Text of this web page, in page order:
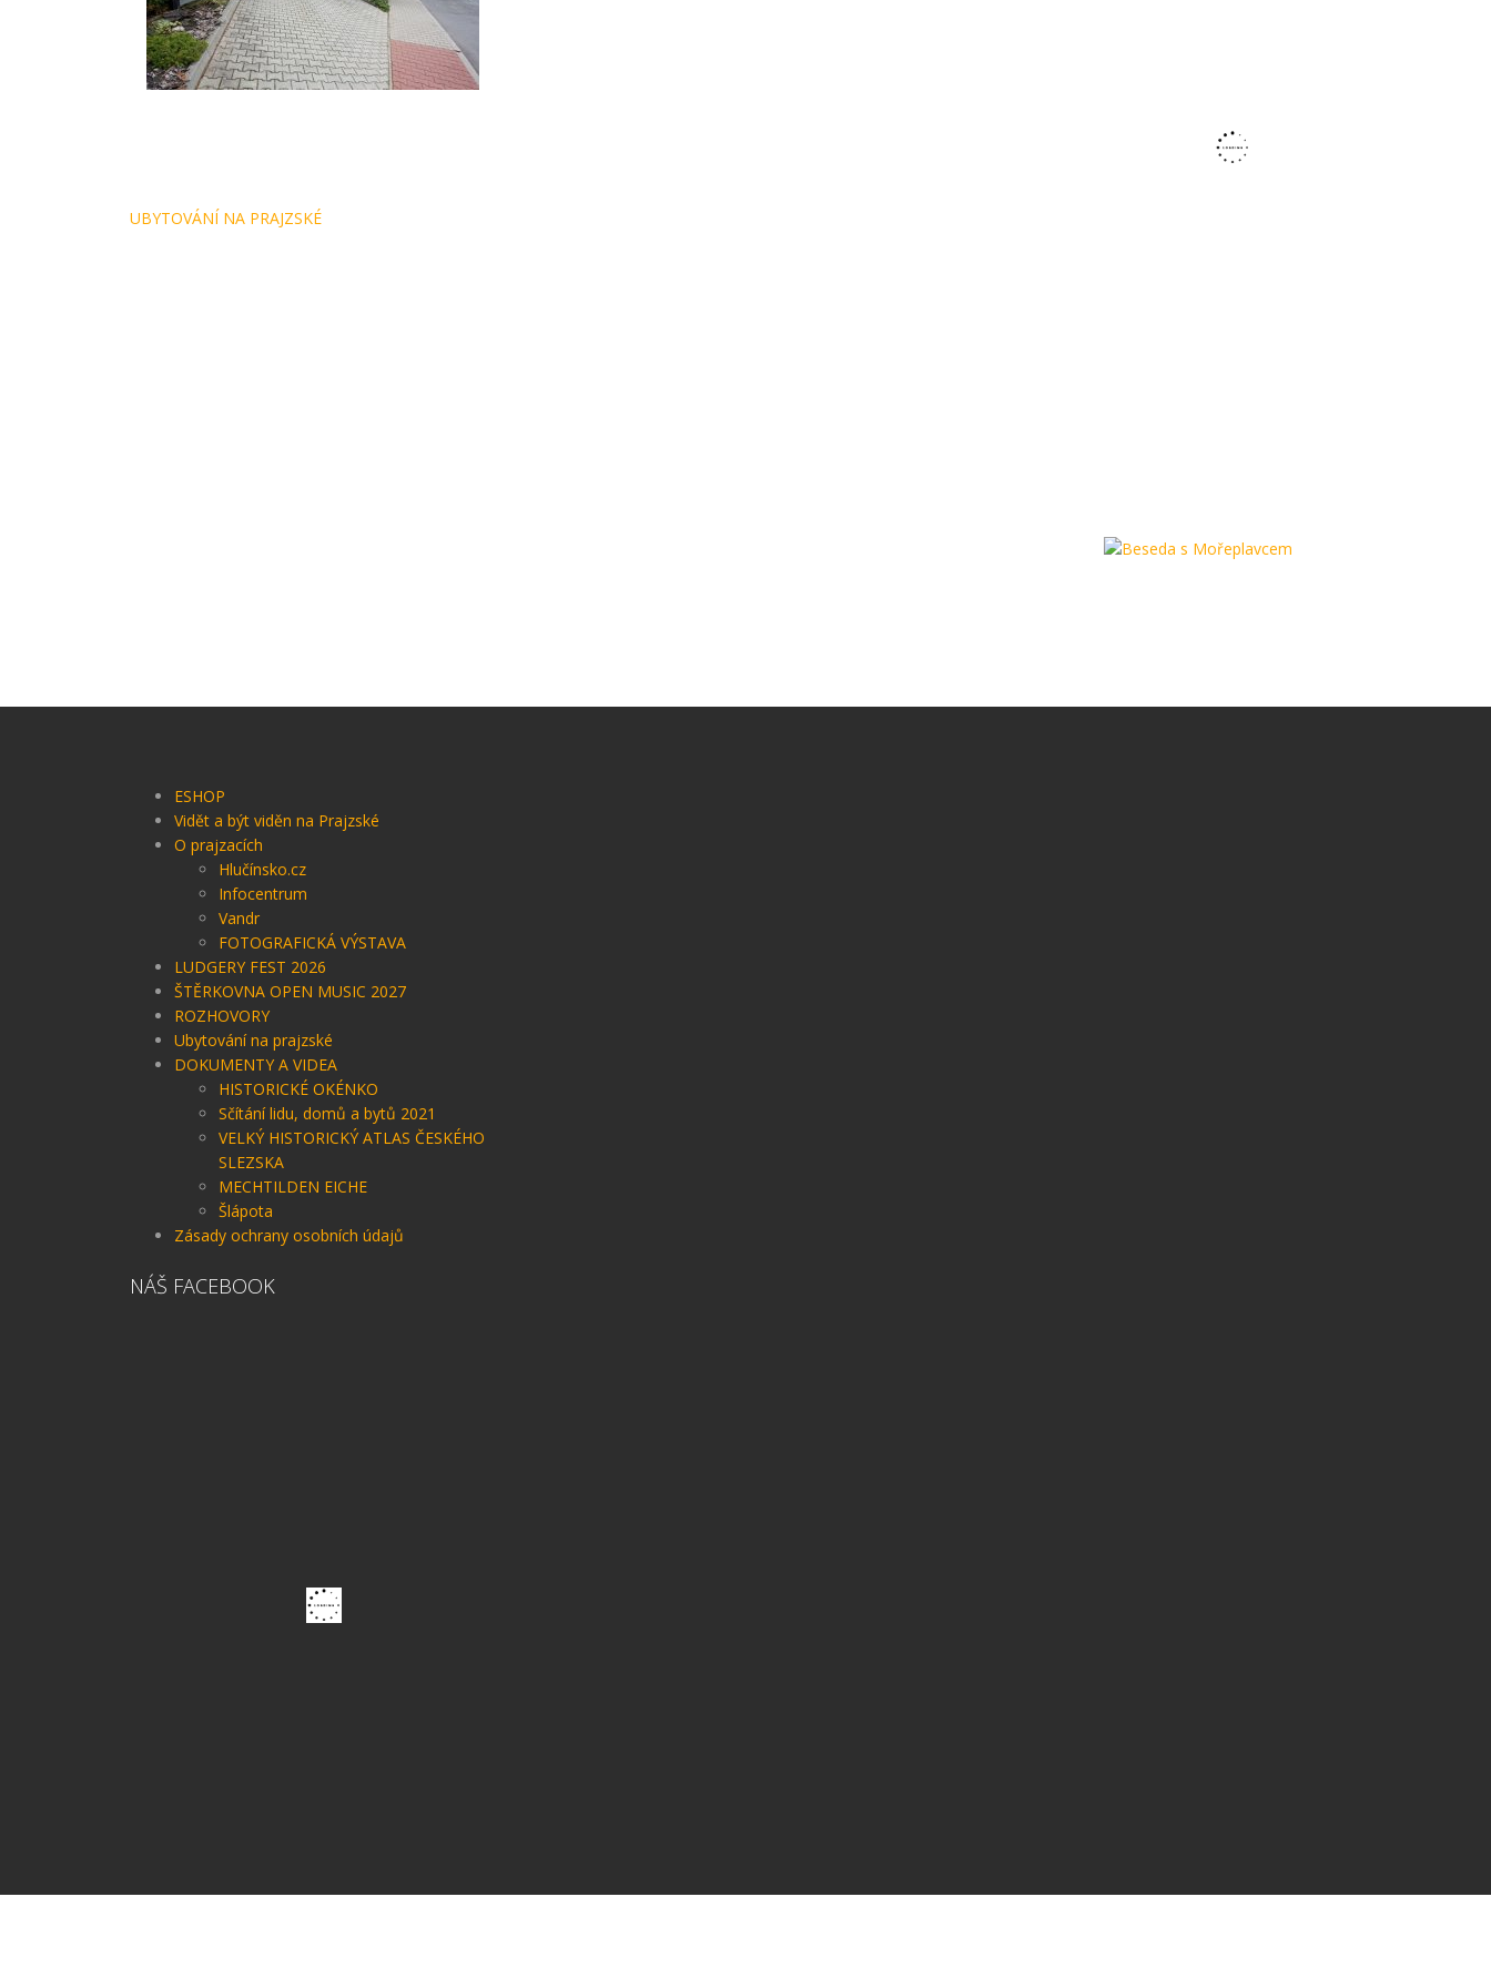
Navigace
UBYTOVÁNÍ NA PRAJZSKÉ
ESHOP
Vidět a být viděn na Prajzské
O prajzacích
Hlučínsko.cz
Infocentrum
Vandr
FOTOGRAFICKÁ VÝSTAVA
LUDGERY FEST 2026
ŠTĚRKOVNA OPEN MUSIC 2027
ROZHOVORY
Ubytování na prajzské
DOKUMENTY A VIDEA
HISTORICKÉ OKÉNKO
Sčítání lidu, domů a bytů 2021
VELKÝ HISTORICKÝ ATLAS ČESKÉHO
SLEZSKA
MECHTILDEN EICHE
Šlápota
Zásady ochrany osobních údajů
NÁŠ FACEBOOK